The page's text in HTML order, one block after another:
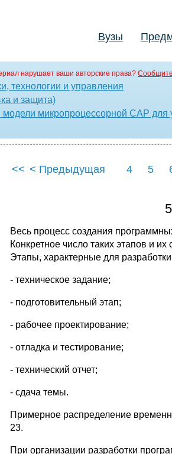
Вузы
нарушает ваши авторские права?
технологии и управления
и защита)
микропроцессорной САР для
<< < Предыдущая 4 5
Весь процесс создания
Конкретное число таких этапов и
Этапы, характерные для
- техническое задание;
- подготовительный этап;
- рабочее проектирование;
- отладка и тестирование;
- технический отчет;
- сдача темы.
Примерное распределение
23.
При организации разработки